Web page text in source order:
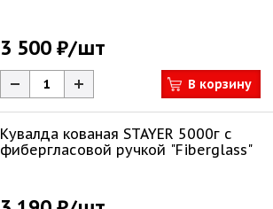
3 500 ₽/шт
В корзину
Кувалда кованая STAYER 5000г с
фибергласовой ручкой "Fiberglass"